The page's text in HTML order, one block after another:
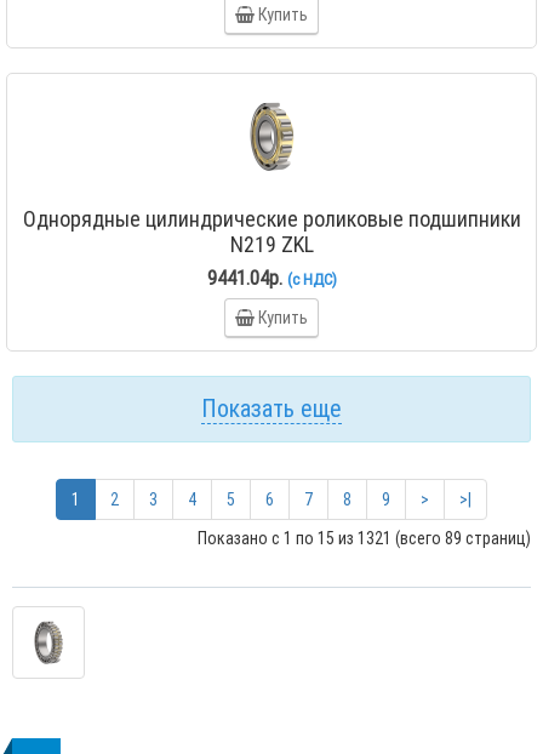
Купить
Однорядные цилиндрические роликовые подшипники
N219 ZKL
9441.04р. (с НДС)
Купить
Показать еще
1 2 3 4 5 6 7 8 9 >
>|
Показано с 1 по 15 из 1321 (всего 89 страниц)